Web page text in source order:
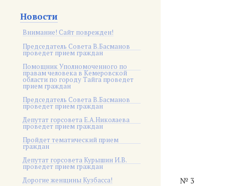
Новости
Внимание! Сайт поврежден!
Председатель Совета В.Басманов
проведет прием граждан
Помощник Уполномоченного по
правам человека в Кемеровской
области по городу Тайга проведет
прием граждан
Председатель Совета В.Басманов
проведет прием граждан
Депутат горсовета Е.А.Николаева
проведет прием граждан
Пройдет тематический прием
граждан
Депутат горсовета Курышин И.В.
проведет прием граждан
Дорогие женщины Кузбасса!
№ 3